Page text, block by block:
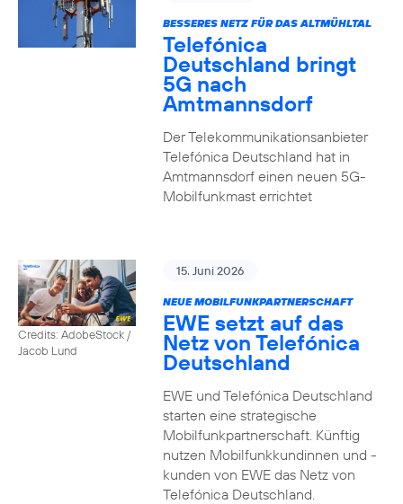
BESSERES NETZ FÜR DAS ALTMÜHLTAL
Telefónica
Deutschland bringt
5G nach
Amtmannsdorf
Der Telekommunikationsanbieter
Telefónica Deutschland hat in
Amtmannsdorf einen neuen 5G-
Mobilfunkmast errichtet
Credits: AdobeStock /
Jacob Lund
15. Juni 2026
NEUE MOBILFUNKPARTNERSCHAFT
EWE setzt auf das
Netz von Telefónica
Deutschland
EWE und Telefónica Deutschland
starten eine strategische
Mobilfunkpartnerschaft. Künftig
nutzen Mobilfunkkundinnen und -
kunden von EWE das Netz von
Telefónica Deutschland.